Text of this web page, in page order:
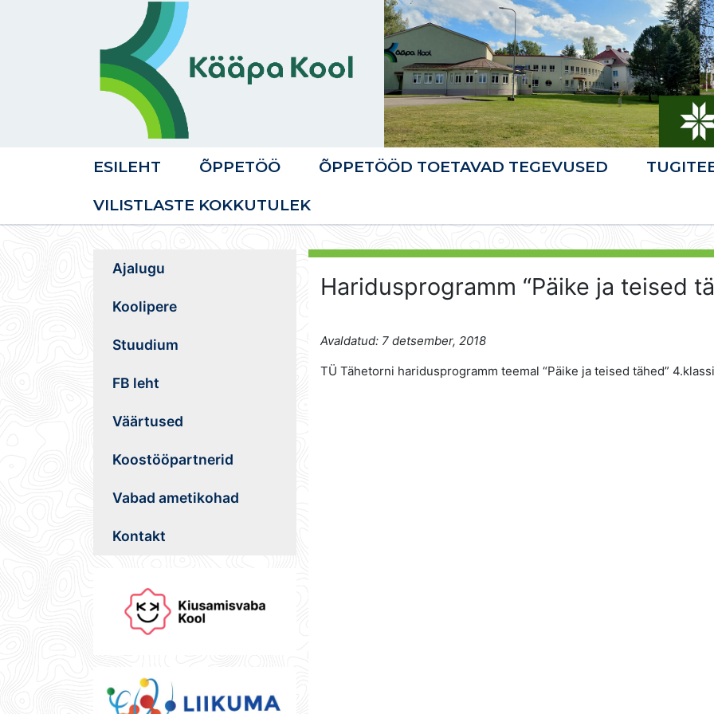
ESILEHT ÕPPETÖÖ ÕPPETÖÖD TOETAVAD TEGEVUSED
VILISTLASTE KOKKUTULEK
Haridusprogramm “Päike ja teised
Avaldatud: 7 detsember, 2018
TÜ Tähetorni haridusprogramm teemal “Päike ja teised tähed”
Ajalugu
Koolipere
Stuudium
FB leht
Väärtused
Koostööpartnerid
Vabad ametikohad
Kontakt